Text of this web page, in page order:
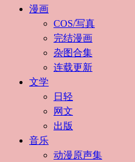
漫画
COS/写真
完结漫画
杂图合集
连载更新
文学
日轻
网文
出版
音乐
动漫原声集